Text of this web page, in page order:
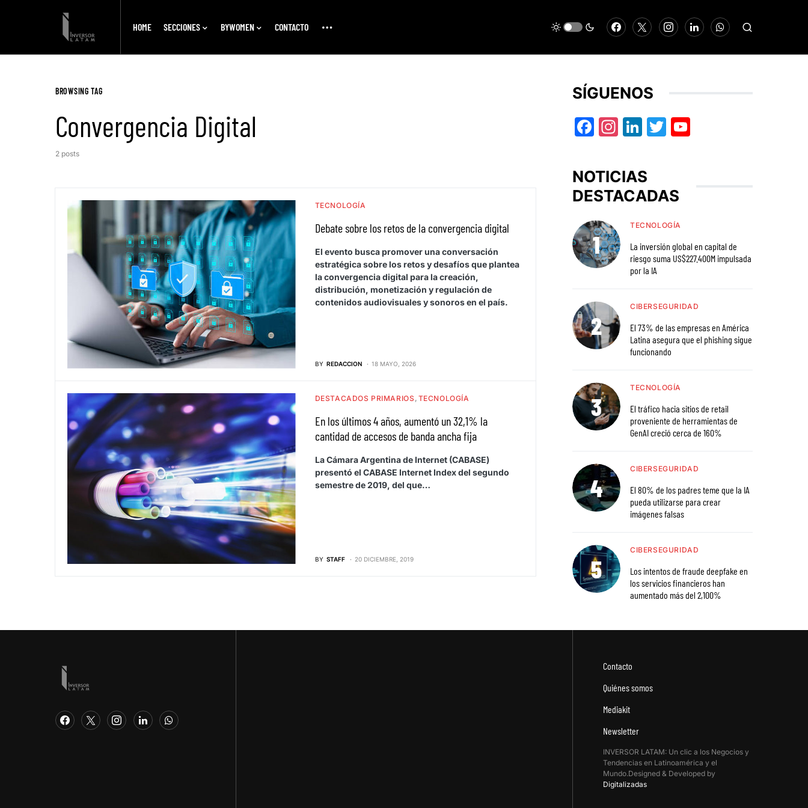
HOME SECCIONES BYWOMEN CONTACTO
BROWSING TAG
Convergencia Digital
2 posts
TECNOLOGÍA
Debate sobre los retos de la convergencia digital
El evento busca promover una conversación
estratégica sobre los retos y desafíos que plantea
la convergencia digital para la creación,
distribución, monetización y regulación de
contenidos audiovisuales y sonoros en el país.
BY REDACCION 18 MAYO, 2026
DESTACADOS PRIMARIOS TECNOLOGÍA
En los últimos 4 años, aumentó un 32,1% la
cantidad de accesos de banda ancha fija
La Cámara Argentina de Internet (CABASE)
presentó el CABASE Internet Index del segundo
semestre de 2019, del que…
BY STAFF 20 DICIEMBRE, 2019
SÍGUENOS
Facebook
Instagram
LinkedIn
Twitter
NOTICIAS
DESTACADAS
TECNOLOGÍA
La inversión global en capital de
riesgo suma US$227.400M impulsada
por la IA
CIBERSEGURIDAD
El 73% de las empresas en América
Latina asegura que el phishing sigue
funcionando
TECNOLOGÍA
El tráfico hacia sitios de retail
proveniente de herramientas de
GenAI creció cerca de 160%
CIBERSEGURIDAD
El 80% de los padres teme que la IA
pueda utilizarse para crear
imágenes falsas
CIBERSEGURIDAD
Los intentos de fraude deepfake en
los servicios financieros han
aumentado más del 2,100%
Contacto
Quiénes somos
Mediakit
Newsletter
INVERSOR LATAM: Un clic a los Negocios y
Tendencias en Latinoamérica y el
Mundo.Designed & Developed by
Digitalizadas